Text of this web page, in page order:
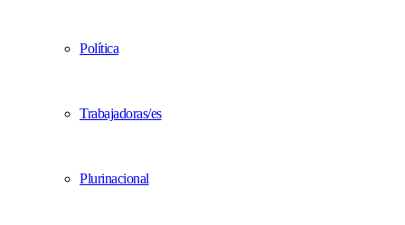
Política
Trabajadoras/es
Plurinacional